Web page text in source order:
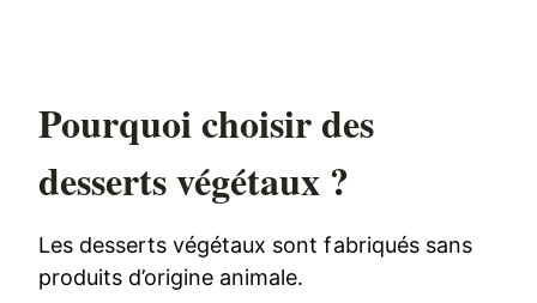
Pourquoi choisir des
desserts végétaux ?
Les desserts végétaux sont fabriqués sans
produits d’origine animale.